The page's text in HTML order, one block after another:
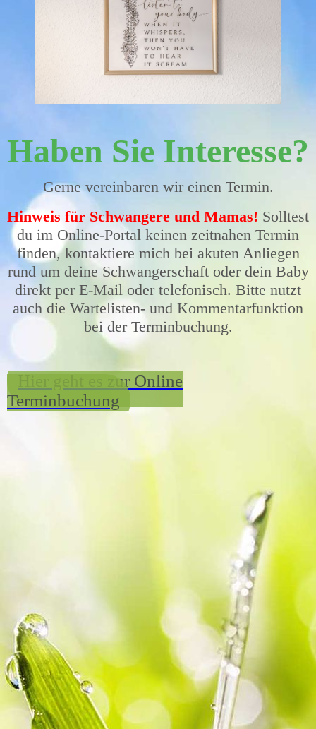
Haben Sie Interesse?
Gerne vereinbaren wir einen Termin.
Hinweis für Schwangere und Mamas! Solltest
du im Online-Portal keinen zeitnahen Termin
finden, kontaktiere mich bei akuten Anliegen
rund um deine Schwangerschaft oder dein Baby
direkt per E-Mail oder telefonisch. Bitte nutzt
auch die Wartelisten- und Kommentarfunktion
bei der Terminbuchung.
Hier geht es zur Online
Terminbuchung